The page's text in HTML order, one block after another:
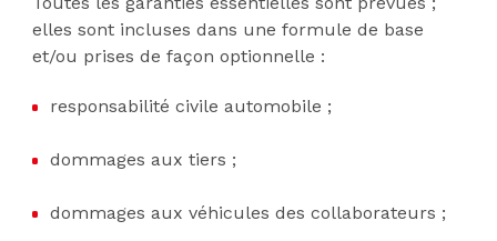
elles sont incluses dans une formule de base
et/ou prises de façon optionnelle :
responsabilité civile automobile ;
dommages aux tiers ;
dommages aux véhicules des collaborateurs ;